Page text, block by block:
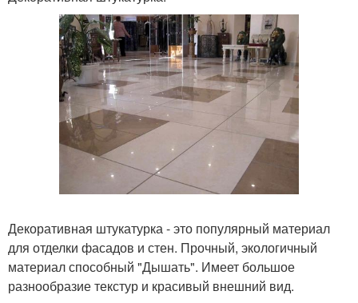
Декоративная штукатурка - это популярный материал
для отделки фасадов и стен. Прочный, экологичный
материал способный "Дышать". Имеет большое
разнообразие текстур и красивый внешний вид.